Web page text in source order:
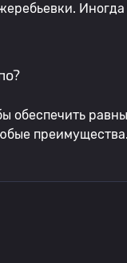
обеспечить
преимущества.